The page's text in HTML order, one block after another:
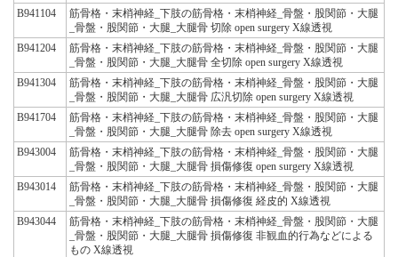
B941104
筋骨格・末梢神経_下肢の筋骨格・末梢神経_骨盤・股関節・大腿
_骨盤・股関節・大腿_大腿骨 切除 open surgery X線透視
B941204
筋骨格・末梢神経_下肢の筋骨格・末梢神経_骨盤・股関節・大腿
_骨盤・股関節・大腿_大腿骨 全切除 open surgery X線透視
B941304
筋骨格・末梢神経_下肢の筋骨格・末梢神経_骨盤・股関節・大腿
_骨盤・股関節・大腿_大腿骨 広汎切除 open surgery X線透視
B941704
筋骨格・末梢神経_下肢の筋骨格・末梢神経_骨盤・股関節・大腿
_骨盤・股関節・大腿_大腿骨 除去 open surgery X線透視
B943004
筋骨格・末梢神経_下肢の筋骨格・末梢神経_骨盤・股関節・大腿
_骨盤・股関節・大腿_大腿骨 損傷修復 open surgery X線透視
B943014
筋骨格・末梢神経_下肢の筋骨格・末梢神経_骨盤・股関節・大腿
_骨盤・股関節・大腿_大腿骨 損傷修復 経皮的 X線透視
B943044
筋骨格・末梢神経_下肢の筋骨格・末梢神経_骨盤・股関節・大腿
_骨盤・股関節・大腿_大腿骨 損傷修復 非観血的行為などによる
もの X線透視